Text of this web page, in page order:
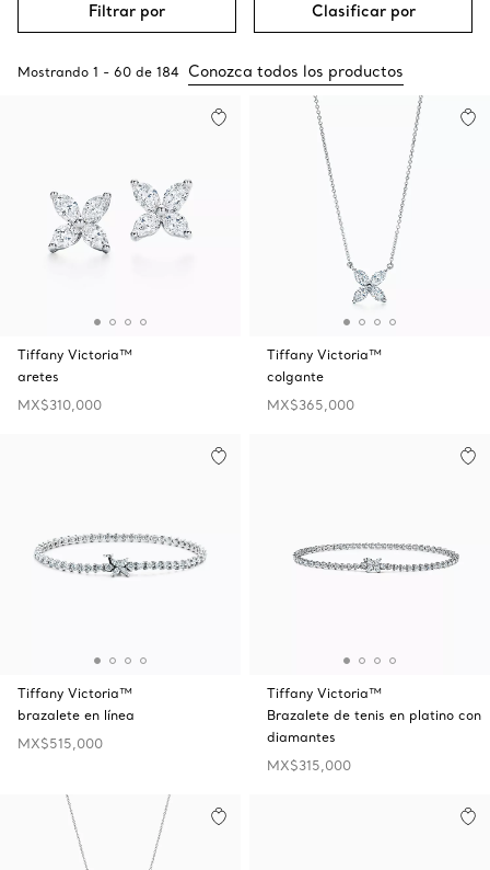
Filtrar por Clasificar por
Mostrando 1 - 60 de 184 Conozca todos los productos
Tiffany Victoria™
aretes
MX$310,000
Tiffany Victoria™
colgante
MX$365,000
Tiffany Victoria™
brazalete en línea
MX$515,000
Tiffany Victoria™
Brazalete de tenis en platino con
diamantes
MX$315,000